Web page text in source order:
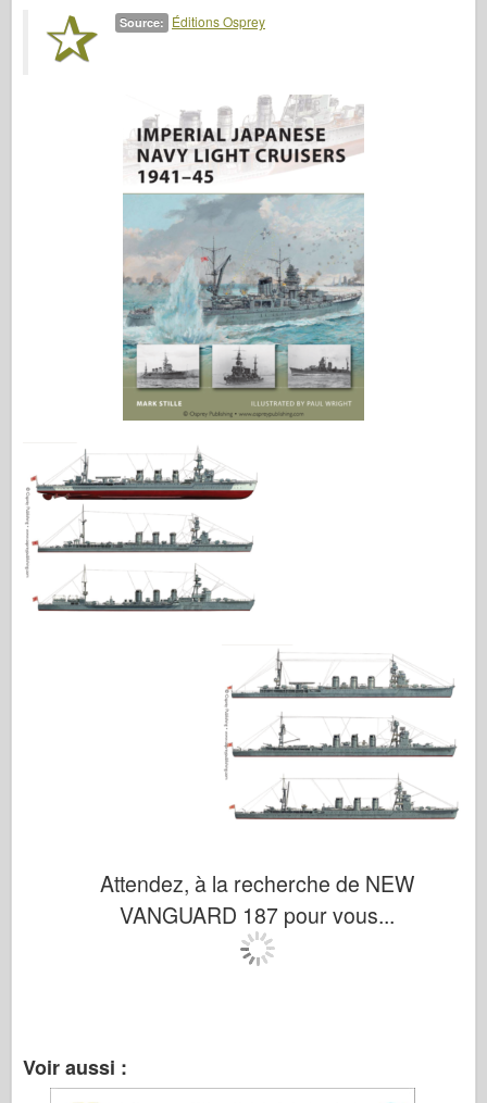
Contact
Source: Éditions Osprey
Attendez, à la recherche de NEW
VANGUARD 187 pour vous...
Voir aussi :